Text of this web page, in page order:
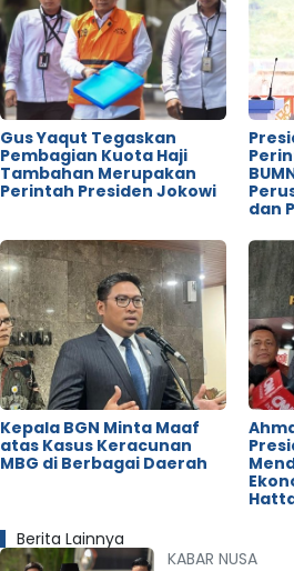
Gus Yaqut Tegaskan
Pembagian Kuota Haji
Tambahan Merupakan
Perintah Presiden Jokowi
dan
Kepala BGN Minta Maaf
atas Kasus Keracunan
MBG di Berbagai Daerah
Berita Lainnya
KABAR NUSA